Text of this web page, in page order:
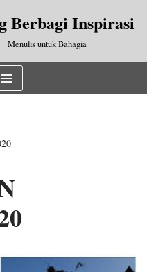
Berbagi Inspirasi
Menulis untuk Bahagia